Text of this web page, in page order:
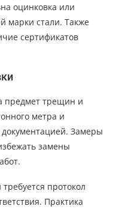
оцинковка или
марки стали. Также
сертификатов
предмет трещин и
метра и
Замеры
замены
протокол
Практика